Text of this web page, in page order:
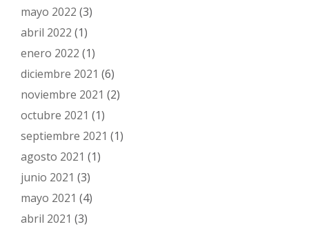
mayo 2022 (3)
abril 2022 (1)
enero 2022 (1)
diciembre 2021 (6)
noviembre 2021 (2)
octubre 2021 (1)
septiembre 2021 (1)
agosto 2021 (1)
junio 2021 (3)
mayo 2021 (4)
abril 2021 (3)